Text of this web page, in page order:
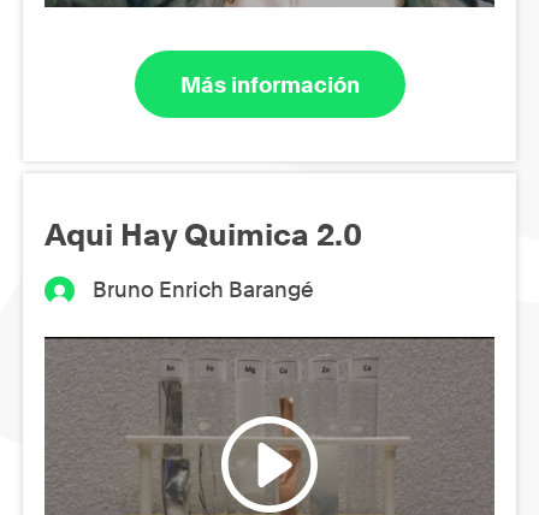
Más información
Aqui Hay Quimica 2.0
Bruno Enrich Barangé